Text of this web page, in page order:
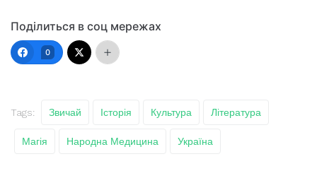
Поділиться в соц мережах
0
Tags: Звичай Історія Культура Література
Магія Народна Медицина Україна